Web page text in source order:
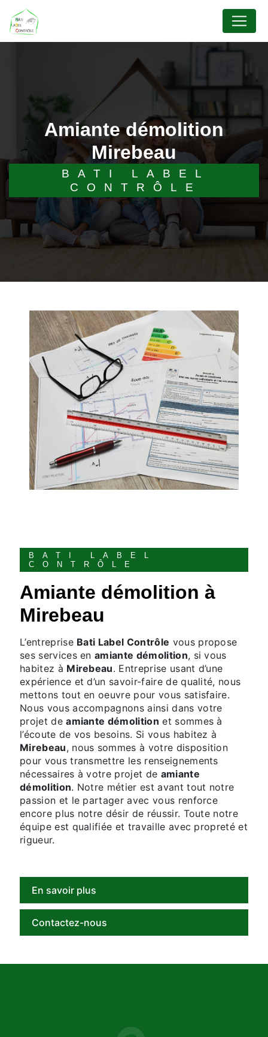
amiante démolition
Mirebeau
BATI LABEL
CONTRÔLE
BATI LABEL
CONTRÔLE
amiante démolition à
Mirebeau
L’entreprise Bati Label Contrôle vous propose
ses services enamiante démolition, si vous
habitez à Mirebeau. Entreprise usant d’une
expérience et d’un savoir-faire de qualité, nous
mettons tout en oeuvre pour vous satisfaire.
Nous vous accompagnons ainsi dans votre
projet deamiante démolition et sommes à
l’écoute de vos besoins. Si vous habitez à
Mirebeau, nous sommes à votre disposition
pour vous transmettre les renseignements
nécessaires à votre projet de amiante
démolition. Notre métier est avant tout notre
passion et le partager avec vous renforce
encore plus notre désir de réussir. Toute notre
équipe est qualifiée et travaille avec propreté et
rigueur.
En savoir plus
Contactez-nous
Panneau de gestion des cookies